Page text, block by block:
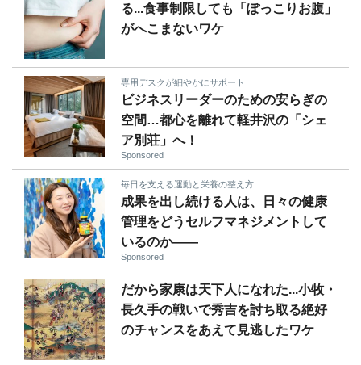
る...食事制限しても「ぽっこりお腹」
がへこまないワケ
専用デスクが細やかにサポート
ビジネスリーダーのための安らぎの
空間…都心を離れて軽井沢の「シェ
ア別荘」へ！
Sponsored
毎日を支える運動と栄養の整え方
成果を出し続ける人は、日々の健康
管理をどうセルフマネジメントして
いるのか——
Sponsored
だから家康は天下人になれた...小牧・
長久手の戦いで秀吉を討ち取る絶好
のチャンスをあえて見逃したワケ